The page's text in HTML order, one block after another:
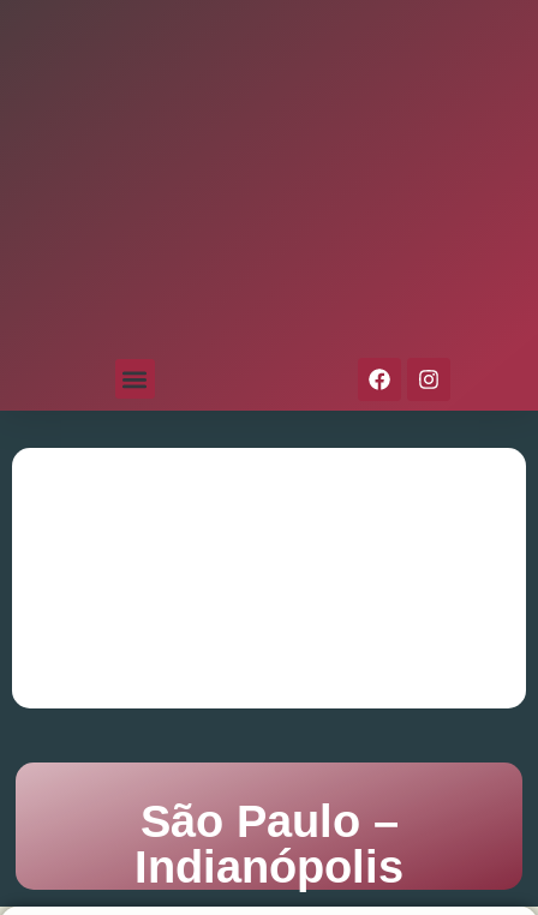
São Paulo –
Indianópolis